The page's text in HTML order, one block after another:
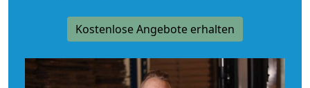
Kostenlose Angebote erhalten